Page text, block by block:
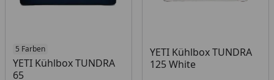
5 Farben
YETI Kühlbox TUNDRA
65
YETI Kühlbox TUNDRA
125 White